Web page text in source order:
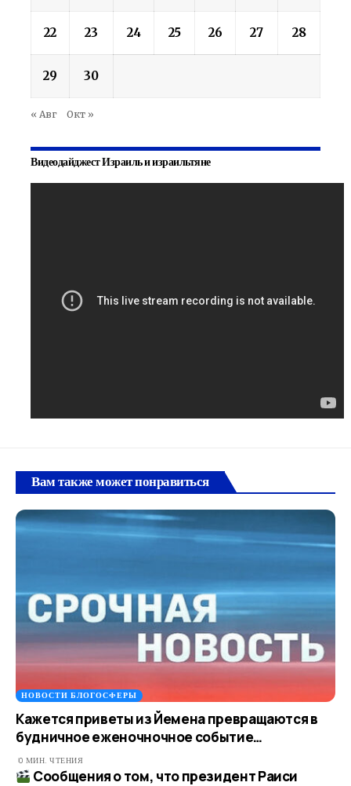
22 23 24 25 26 27 28
29 30
« Авг Окт »
Видеодайджест Израиль и израильтяне
Вам также может понравиться
НОВОСТИ БЛОГОСФЕРЫ
Кажется приветы из Йемена превращаются в
будничное еженочночное событие…
0 МИН. ЧТЕНИЯ
Сообщения о том, что президент Раиси